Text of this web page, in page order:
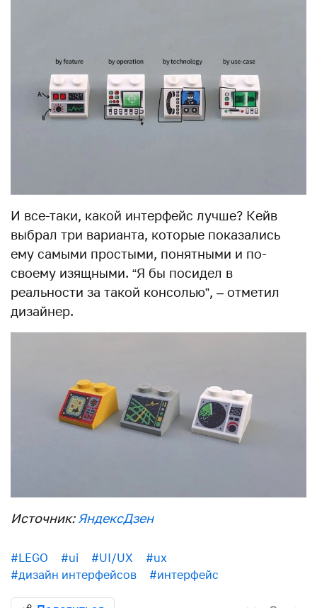
И все-таки, какой интерфейс лучше? Кейв
выбрал три варианта, которые показались
ему самыми простыми, понятными и по-
своему изящными. “Я бы посидел в
реальности за такой консолью”, – отметил
дизайнер.
Источник: ЯндексДзен
#LEGO #ui #UI/UX
#ux
#дизайн интерфейсов
#интерфейс